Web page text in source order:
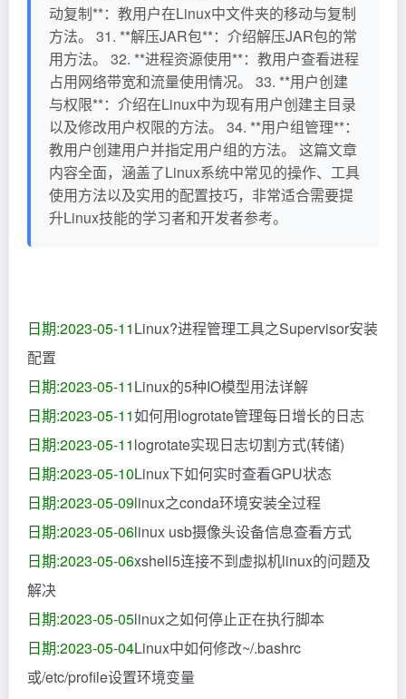
动复制**：教用户在Linux中文件夹的移动与复制
方法。 31. **解压JAR包**：介绍解压JAR包的常
用方法。 32. **进程资源使用**：教用户查看进程
占用网络带宽和流量使用情况。 33. **用户创建
与权限**：介绍在Linux中为现有用户创建主目录
以及修改用户权限的方法。 34. **用户组管理**：
教用户创建用户并指定用户组的方法。 这篇文章
内容全面，涵盖了Linux系统中常见的操作、工具
使用方法以及实用的配置技巧，非常适合需要提
升Linux技能的学习者和开发者参考。
日期:2023-05-11Linux?进程管理工具之Supervisor安装
配置
日期:2023-05-11Linux的5种IO模型用法详解
日期:2023-05-11如何用logrotate管理每日增长的日志
日期:2023-05-11logrotate实现日志切割方式(转储)
日期:2023-05-10Linux下如何实时查看GPU状态
日期:2023-05-09linux之conda环境安装全过程
日期:2023-05-06linux usb摄像头设备信息查看方式
日期:2023-05-06xshell5连接不到虚拟机linux的问题及
解决
日期:2023-05-05linux之如何停止正在执行脚本
日期:2023-05-04Linux中如何修改~/.bashrc
或/etc/profile设置环境变量